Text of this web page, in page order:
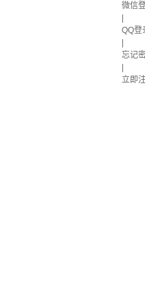
微信
QQ登
忘记
立即